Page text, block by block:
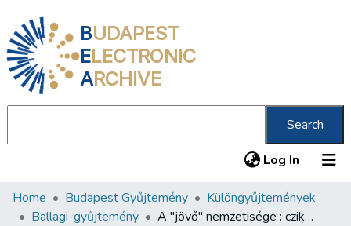
BUDAPEST
ELECTRONIC
ARCHIVE
Search
Log In (current)
Communities & Collections
Home Budapest Gyűjtemény
Különgyűjtemények
Ballagi-gyűjtemény
A "jövő" nemzetisége : czikksorozat /